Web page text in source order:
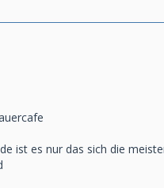
ist es nur das sich die